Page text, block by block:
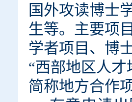
国外攻读博士
生等。主要项
学者项目、博
“西部地区人
简称地方合作